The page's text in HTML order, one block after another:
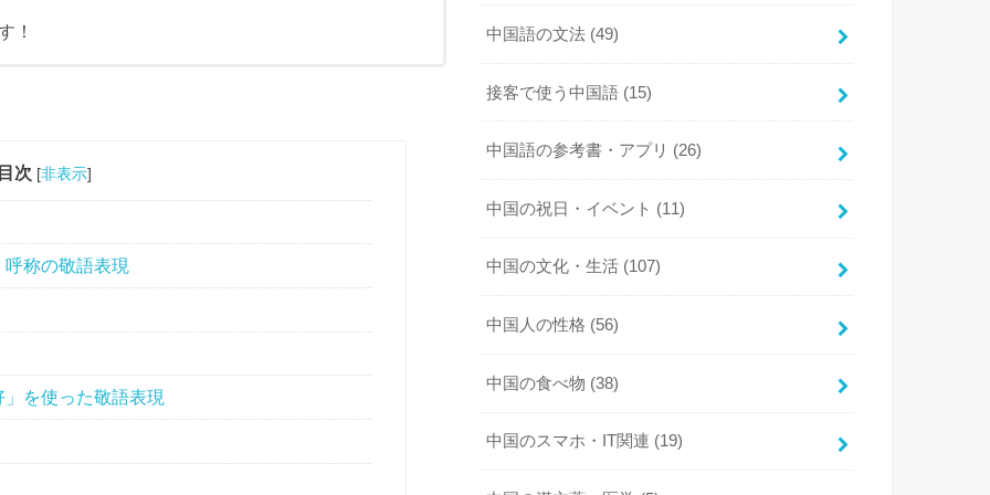
！
次 [非表示]
称の敬語表現
を使った敬語表現
中国語の文法 (49)
接客で使う中国語 (15)
中国語の参考書・アプリ (26)
中国の祝日・イベント (11)
中国の文化・生活 (107)
中国人の性格 (56)
中国の食べ物 (38)
中国のスマホ・IT関連 (19)